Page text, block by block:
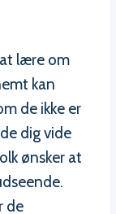
lære om
kan
de ikke er
dig vide
ønsker at
de